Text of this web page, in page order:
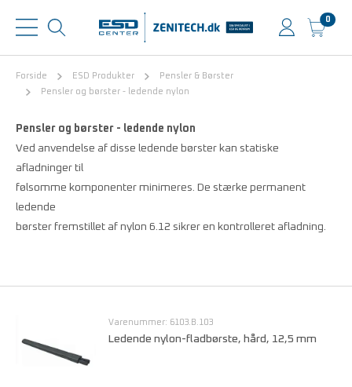
0
Forside ESD Produkter
Pensler & Børster
Pensler og børster - ledende nylon
Pensler og børster - ledende nylon
Ved anvendelse af disse ledende børster kan statiske
afladninger til
følsomme komponenter minimeres. De stærke permanent
ledende
børster fremstillet af nylon 6.12 sikrer en kontrolleret afladning.
Varenummer: 6103.B.103
Ledende nylon-fladbørste, hård, 12,5 mm